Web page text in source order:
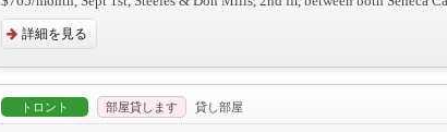
詳細を見る
トロント 部屋貸します 貸し部屋